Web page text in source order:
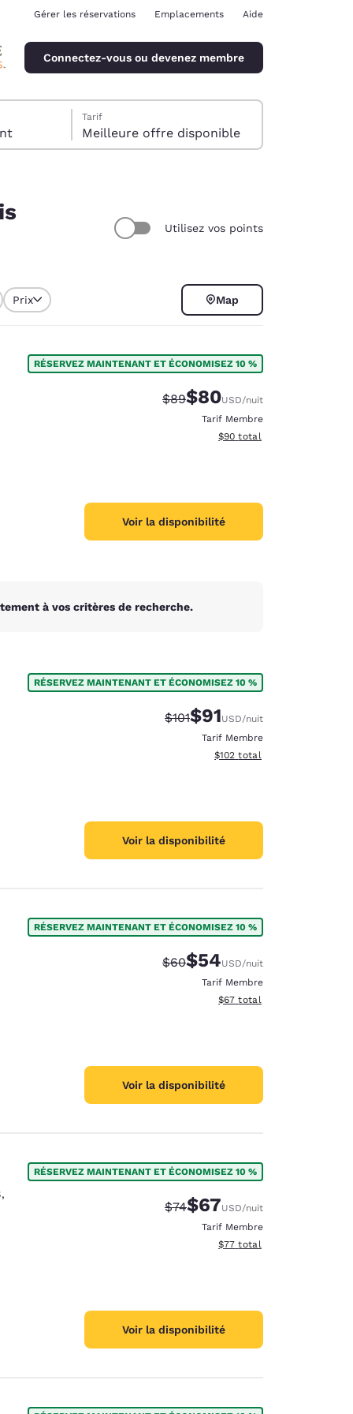
Gérer les réservations Emplacements Aide
Connectez-vous ou devenez membre
Tarif
Meilleure offre disponible
Utilisez vos points
Prix Map
RÉSERVEZ MAINTENANT ET ÉCONOMISEZ 10 %
Tarif barré :
$89Tarif réduit :
$80USD/nuit
Tarif Membre
Afficher les détails du total
$90 total
Voir la disponibilité
à vos critères de recherche.
RÉSERVEZ MAINTENANT ET ÉCONOMISEZ 10 %
Tarif barré :
$101Tarif réduit :
$91USD/nuit
Tarif Membre
Afficher les détails du total
$102 total
Voir la disponibilité
RÉSERVEZ MAINTENANT ET ÉCONOMISEZ 10 %
Tarif barré :
$60Tarif réduit :
$54USD/nuit
Tarif Membre
Afficher les détails du total
$67 total
Voir la disponibilité
,
RÉSERVEZ MAINTENANT ET ÉCONOMISEZ 10 %
Tarif barré :
$74Tarif réduit :
$67USD/nuit
Tarif Membre
Afficher les détails du total
$77 total
Voir la disponibilité